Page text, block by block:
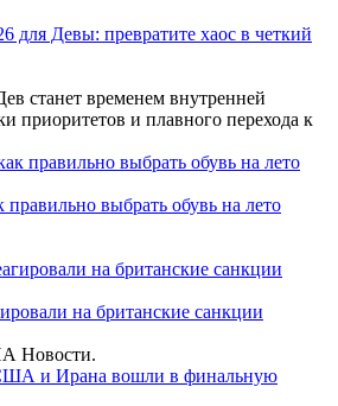
для Девы: превратите хаос в четкий
станет временем внутренней
приоритетов и плавного перехода к
правильно выбрать обувь на лето
на британские санкции
Новости.